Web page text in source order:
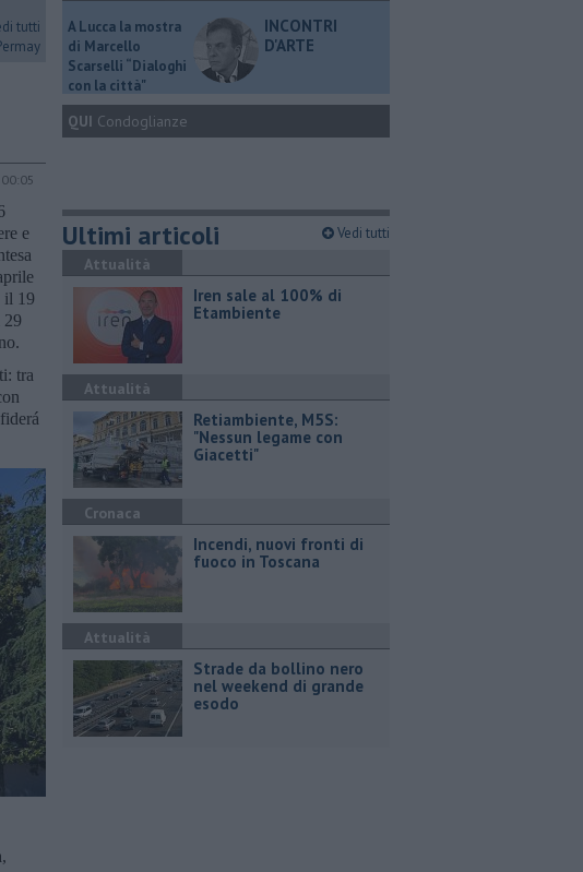
tutti
e
il 19
29
tra
A Lucca la mostra
di Marcello
Scarselli “Dialoghi
con la città"
INCONTRI
D'ARTE
QUI Condoglianze
Ultimi articoli Vedi tutti
Attualità
Iren sale al 100% di
Etambiente
Attualità
Retiambiente, M5S:
"Nessun legame con
Giacetti"
Cronaca
Incendi, nuovi fronti di
fuoco in Toscana
Attualità
Strade da bollino nero
nel weekend di grande
esodo